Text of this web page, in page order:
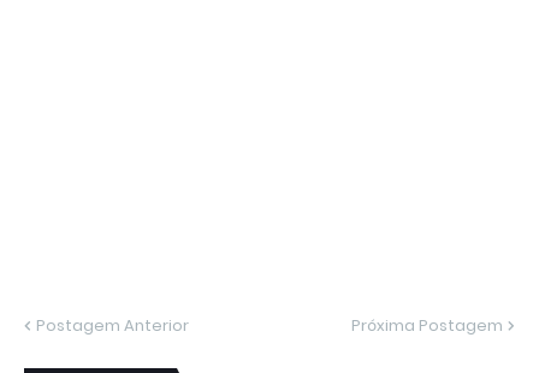
Postagem Anterior Próxima Postagem